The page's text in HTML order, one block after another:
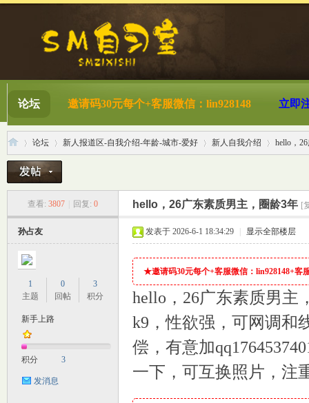
论坛 邀请码30元每个+客服微信：lin928148 立即
论坛
›
新人报道区-自我介绍-年龄-城市-爱好
›
新人自我介绍
›
hello，
查看: 3807 回复: 0 hello，26广东素质男主，圈龄3年 [
孙占友
1
主题
0
回帖
3
积分
新手上路
积分 3
发消息
发表于 2026-6-1 18:34:29 显示全部楼层
★邀请码30元每个+客服微信：lin928148+客
hello，26广东素质男主
k9，性欲强，可网调和
偿，有意加
一下，可互换照片，注